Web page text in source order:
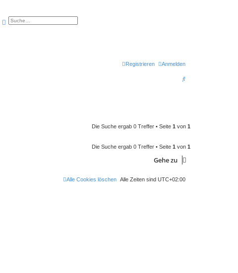
SucheErweiterte Suche
Anmelden
Registrieren
S
e
Die Suche ergab 0 Treffer • Seite 1 von 1
Die Suche ergab 0 Treffer • Seite 1 von 1
Gehe zu
Alle Zeiten sind UTC+02:00
Alle Cookies löschen